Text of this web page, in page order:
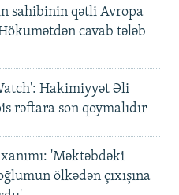
sahibinin qətli Avropa
cavab tələb
Hakimiyyət Əli
rəftara son qoymalıdır
'Məktəbdəki
ölkədən çıxışına